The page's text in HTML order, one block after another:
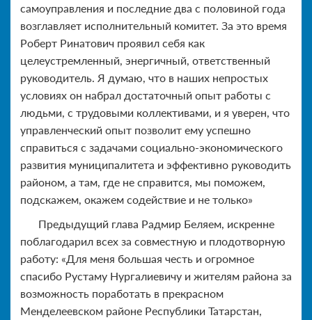
самоуправления и последние два с половиной года
возглавляет исполнительный комитет. За это время
Роберт Ринатович проявил себя как
целеустремленный, энергичный, ответственный
руководитель. Я думаю, что в наших непростых
условиях он набрал достаточный опыт работы с
людьми, с трудовыми коллективами, и я уверен, что
управленческий опыт позволит ему успешно
справиться с задачами социально-экономического
развития муниципалитета и эффективно руководить
районом, а там, где не справится, мы поможем,
подскажем, окажем содействие и не только»
Предыдущий глава Радмир Беляем, искренне
поблагодарил всех за совместную и плодотворную
работу: «Для меня большая честь и огромное
спасибо Рустаму Нургалиевичу и жителям района за
возможность поработать в прекрасном
Менделеевском районе Республики Татарстан,